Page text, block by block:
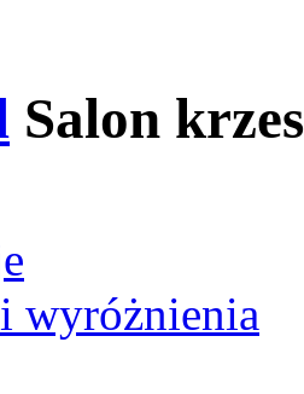
Salon
wyróżnienia